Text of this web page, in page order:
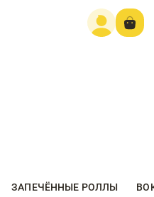
ЗАПЕЧЁННЫЕ РОЛЛЫ